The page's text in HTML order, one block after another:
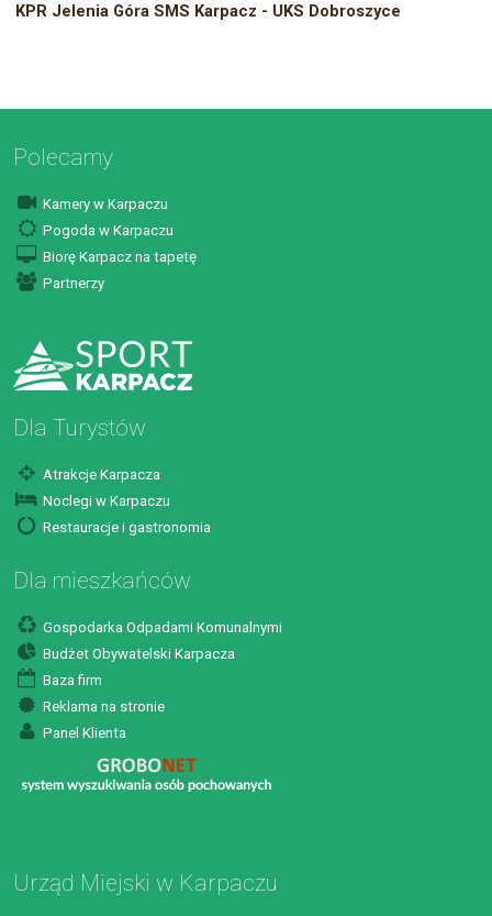
KPR Jelenia Góra SMS Karpacz - UKS Dobroszyce
Polecamy
Kamery w Karpaczu
Pogoda w Karpaczu
Biorę Karpacz na tapetę
Partnerzy
Dla Turystów
Atrakcje Karpacza
Noclegi w Karpaczu
Restauracje i gastronomia
Dla mieszkańców
Gospodarka Odpadami Komunalnymi
Budżet Obywatelski Karpacza
Baza firm
Reklama na stronie
Panel Klienta
Urząd Miejski w Karpaczu